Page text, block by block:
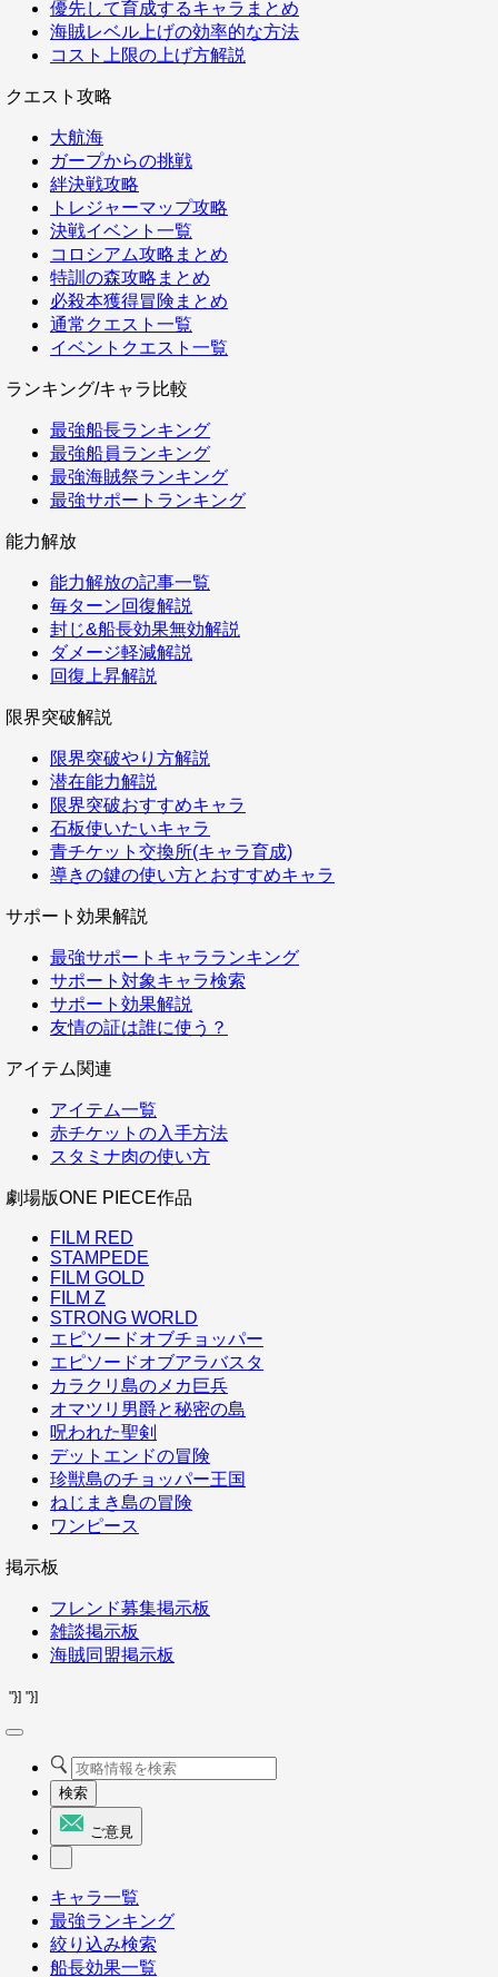
優先して育成するキャラまとめ
海賊レベル上げの効率的な方法
コスト上限の上げ方解説
クエスト攻略
大航海
ガープからの挑戦
絆決戦攻略
トレジャーマップ攻略
決戦イベント一覧
コロシアム攻略まとめ
特訓の森攻略まとめ
必殺本獲得冒険まとめ
通常クエスト一覧
イベントクエスト一覧
ランキング/キャラ比較
最強船長ランキング
最強船員ランキング
最強海賊祭ランキング
最強サポートランキング
能力解放
能力解放の記事一覧
毎ターン回復解説
封じ&船長効果無効解説
ダメージ軽減解説
回復上昇解説
限界突破解説
限界突破やり方解説
潜在能力解説
限界突破おすすめキャラ
石板使いたいキャラ
青チケット交換所(キャラ育成)
導きの鍵の使い方とおすすめキャラ
サポート効果解説
最強サポートキャラランキング
サポート対象キャラ検索
サポート効果解説
友情の証は誰に使う？
アイテム関連
アイテム一覧
赤チケットの入手方法
スタミナ肉の使い方
劇場版ONE PIECE作品
FILM RED
STAMPEDE
FILM GOLD
FILM Z
STRONG WORLD
エピソードオブチョッパー
エピソードオブアラバスタ
カラクリ島のメカ巨兵
オマツリ男爵と秘密の島
呪われた聖剣
デットエンドの冒険
珍獣島のチョッパー王国
ねじまき島の冒険
ワンピース
掲示板
フレンド募集掲示板
雑談掲示板
海賊同盟掲示板
"}] "}]
検索
ご意見
キャラ一覧
最強ランキング
絞り込み検索
船長効果一覧